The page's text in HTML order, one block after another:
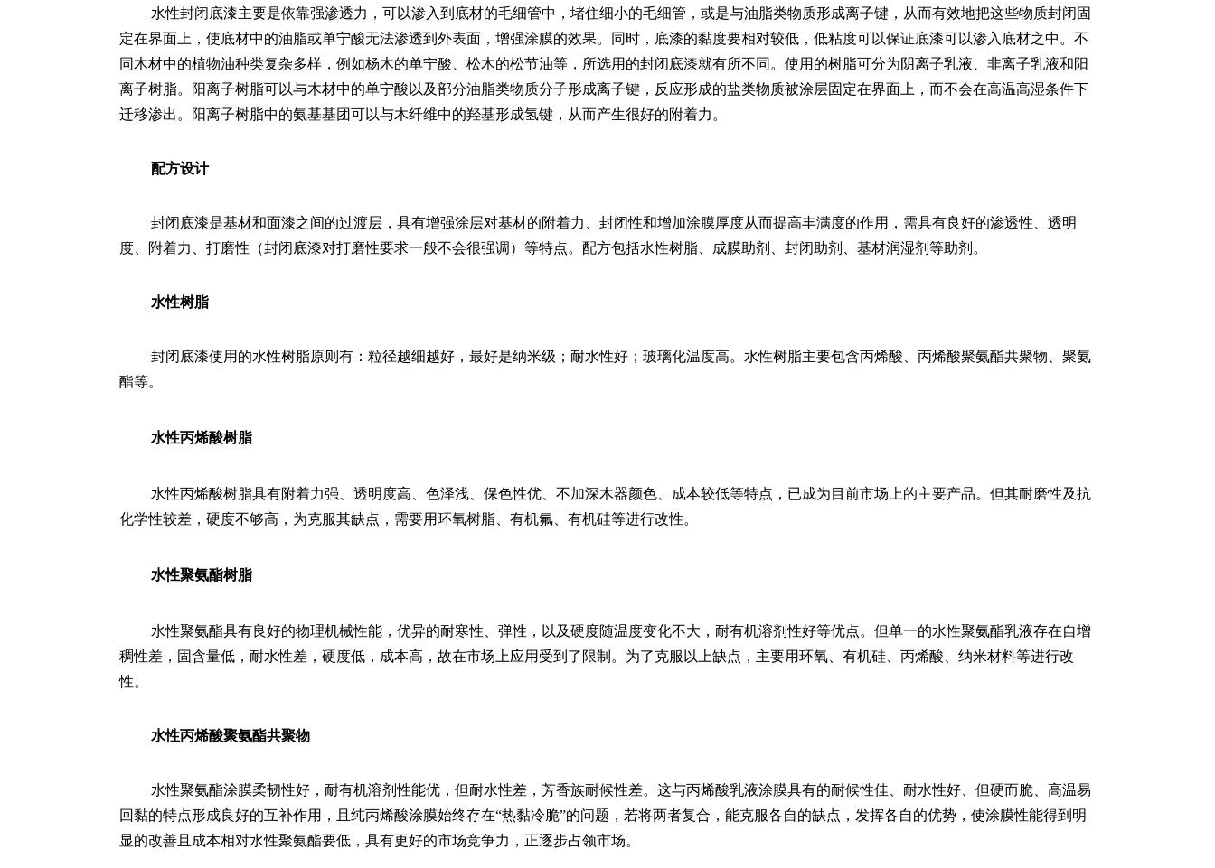
水性封闭底漆主要是依靠强渗透力，可以渗入到底材的毛细管中，堵住细小的毛细管，或是与油脂类物质形成离子键，从而有效地把这些物质封闭固
定在界面上，使底材中的油脂或单宁酸无法渗透到外表面，增强涂膜的效果。同时，底漆的黏度要相对较低，低粘度可以保证底漆可以渗入底材之中。不
同木材中的植物油种类复杂多样，例如杨木的单宁酸、松木的松节油等，所选用的封闭底漆就有所不同。使用的树脂可分为阴离子乳液、非离子乳液和阳
离子树脂。阳离子树脂可以与木材中的单宁酸以及部分油脂类物质分子形成离子键，反应形成的盐类物质被涂层固定在界面上，而不会在高温高湿条件下
迁移渗出。阳离子树脂中的氨基基团可以与木纤维中的羟基形成氢键，从而产生很好的附着力。
配方设计
封闭底漆是基材和面漆之间的过渡层，具有增强涂层对基材的附着力、封闭性和增加涂膜厚度从而提高丰满度的作用，需具有良好的渗透性、透明
度、附着力、打磨性（封闭底漆对打磨性要求一般不会很强调）等特点。配方包括水性树脂、成膜助剂、封闭助剂、基材润湿剂等助剂。
水性树脂
封闭底漆使用的水性树脂原则有：粒径越细越好，最好是纳米级；耐水性好；玻璃化温度高。水性树脂主要包含丙烯酸、丙烯酸聚氨酯共聚物、聚氨
酯等。
水性丙烯酸树脂
水性丙烯酸树脂具有附着力强、透明度高、色泽浅、保色性优、不加深木器颜色、成本较低等特点，已成为目前市场上的主要产品。但其耐磨性及抗
化学性较差，硬度不够高，为克服其缺点，需要用环氧树脂、有机氟、有机硅等进行改性。
水性聚氨酯树脂
水性聚氨酯具有良好的物理机械性能，优异的耐寒性、弹性，以及硬度随温度变化不大，耐有机溶剂性好等优点。但单一的水性聚氨酯乳液存在自增
稠性差，固含量低，耐水性差，硬度低，成本高，故在市场上应用受到了限制。为了克服以上缺点，主要用环氧、有机硅、丙烯酸、纳米材料等进行改
性。
水性丙烯酸聚氨酯共聚物
水性聚氨酯涂膜柔韧性好，耐有机溶剂性能优，但耐水性差，芳香族耐候性差。这与丙烯酸乳液涂膜具有的耐候性佳、耐水性好、但硬而脆、高温易
回黏的特点形成良好的互补作用，且纯丙烯酸涂膜始终存在“热黏冷脆”的问题，若将两者复合，能克服各自的缺点，发挥各自的优势，使涂膜性能得到明
显的改善且成本相对水性聚氨酯要低，具有更好的市场竞争力，正逐步占领市场。